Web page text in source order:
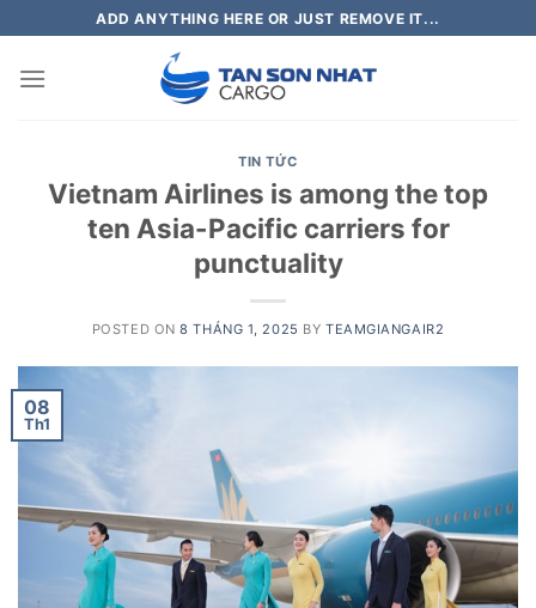
to
content
ADD ANYTHING HERE OR JUST REMOVE IT...
TIN TỨC
Vietnam Airlines is among the top
ten Asia-Pacific carriers for
punctuality
POSTED ON8 THÁNG 1, 2025 BY TEAMGIANGAIR2
08
Th1